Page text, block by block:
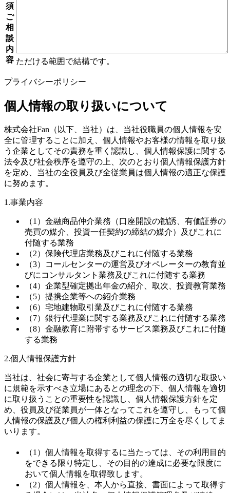
須
ご
相
談
内
容 ただける範囲で結構です。
プライバシーポリシー
個人情報の取り扱いについて
株式会社Fan（以下、当社）は、当社役職員の個人情報を安
全に管理することに加え、個人情報やお客様の情報を取り扱
う企業としてその責務を重く認識し、個人情報保護に関する
法令及び社会秩序を遵守の上、次のとおり個人情報保護方針
を定め、当社の全役員及び全従業員は個人情報の適正な保護
に努めます。
1.事業内容
（1）金融商品仲介業務（口座開設の勧誘、有価証券の
売買の媒介、投資一任契約の締結の媒介）及びこれに
付随する業務
（2）保険代理店業務及びこれに付随する業務
（3）コールセンターの運営及びオペレーターの教育並
びにコンサルタント業務及びこれに付随する業務
（4）企業型確定拠出年金の紹介、取次、投資教育業務
（5）提携企業等への紹介業務
（6）宅地建物取引業及びこれに付随する業務
（7）銀行代理業に関する業務及びこれに付随する業務
（8）金融教育に附帯するサービス業務及びこれに付随
する業務
2.個人情報保護方針
当社は、社会に寄与する企業として個人情報の適切な取扱い
に規範を示すべき立場にあるとの理念の下、個人情報を適切
に取り扱うことの重要性を認識し、個人情報保護方針を定
め、役員及び従業員が一体となってこれを遵守し、もって個
人情報の保護及び個人の権利利益の保護に万全を尽くしてま
いります。
（1）個人情報を取得するに当たっては、その利用目的
をできる限り特定し、その目的の達成に必要な限度に
おいて個人情報を取得致します。
（2）個人情報を、本人から直接、書面によって取得す